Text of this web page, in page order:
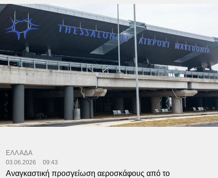
ΕΛΛΑΔΑ
03.06.2026 09:43
Αναγκαστική προσγείωση αεροσκάφους από το